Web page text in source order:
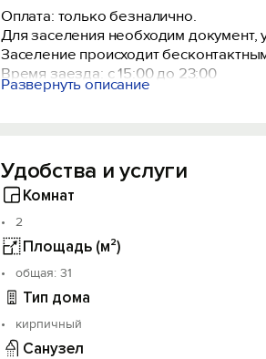
Оплата: только безналично.
Для заселения необходим документ,
Заселение происходит
Время заезда: с 15:00 до 23:00
Время выезда: до 12:00
Квартира не сдается для мероприятий.
За аренду квартиры мы взимаем
будет в порядке.
Развернуть описание
Удобства и услуги
Комнат
2
Площадь (м²)
oбщая: 31
Тип дома
кирпичный
Санузел